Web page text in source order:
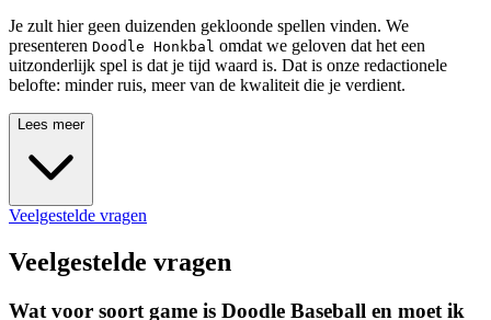
Je zult hier geen duizenden gekloonde spellen vinden. We
presenteren Doodle Honkbal omdat we geloven dat het een
uitzonderlijk spel is dat je tijd waard is. Dat is onze redactionele
belofte: minder ruis, meer van de kwaliteit die je verdient.
Lees meer
Veelgestelde vragen
Veelgestelde vragen
Wat voor soort game is Doodle Baseball en moet ik